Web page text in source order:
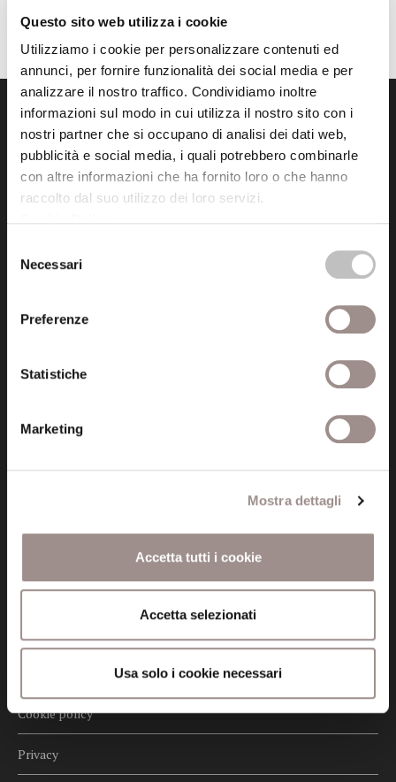
Questo sito web utilizza i cookie
Utilizziamo i cookie per personalizzare contenuti ed
annunci, per fornire funzionalità dei social media e per
analizzare il nostro traffico. Condividiamo inoltre
informazioni sul modo in cui utilizza il nostro sito con i
nostri partner che si occupano di analisi dei dati web,
pubblicità e social media, i quali potrebbero combinarle
con altre informazioni che ha fornito loro o che hanno
raccolto dal suo utilizzo dei loro servizi.
delNecessari
Preferenze
Statistiche
Marketing
Mostra dettagli
Accetta tutti i cookie
Accetta selezionati
Usa solo i cookie necessari
fondazionecollegiosancarlo@legalmail.it
Cookie policy
Privacy